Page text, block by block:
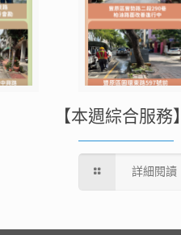
【本週綜合服務】
詳細閱讀